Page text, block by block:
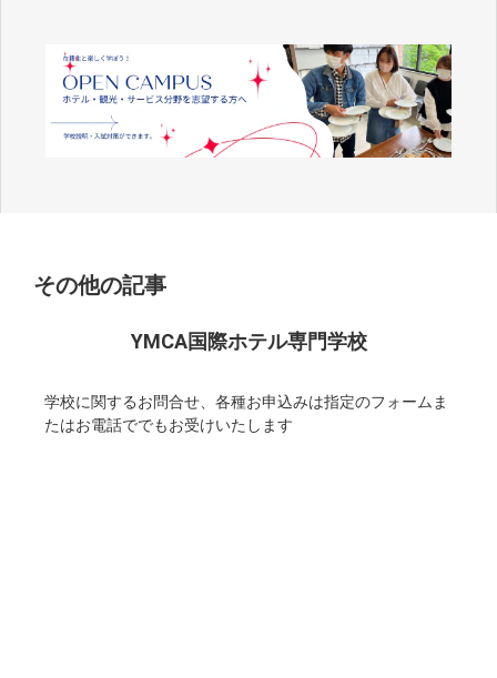
その他の記事
YMCA国際ホテル専門学校
学校に関するお問合せ、各種お申込みは指定のフォームま
たはお電話ででもお受けいたします